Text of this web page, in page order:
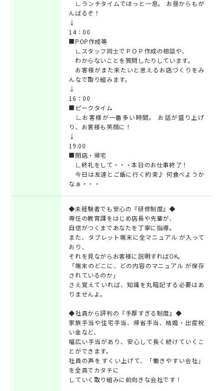
∟ランチタイムでほっと一息。 お昼からもが
んばるぞ！
↓
14：00
■POP作成等
∟スタッフ同士でＰＯＰ作成の相談や、
わからないことを質問したりしています。
お客様がまた来たいと思えるお店づくりをみ
んなで取り組みます。
↓
16：00
■ピークタイム
∟お客様が一番多い時間。 お話が盛り上げ
り、お客様も笑顔に！
↓
19:00
■閉店・帰宅
∟終礼をして・・・本日のお仕事終了！
今日は友達とご飯に行く約束♪ 何食べようか
なぁ・・・
◆未経験者でも安心の『研修制度』◆
専任の教育課をはじめ店長や先輩が、
自信がつくまであなたを丁寧に指導。
また、タブレット端末に全マニュアル が入って
おり、
それを見ながらお客様に説明すればOK。
「端末のどこに、どの内容のマニュアル が保存
されているのか」
さえ覚えていれば、知識を丸暗記する必要はあ
りませんよ。
◆社員から評判の『手厚すぎる制度』◆
家族手当や住宅手当、帰省手当、結婚・出産祝
い金など、
幅広い手当があり、安心して長く続けていくこ
とができます。
社員の声をすくい上げて、「働きやすい会社」
を全員でカタチに
していく取り組みに前向きな会社です！